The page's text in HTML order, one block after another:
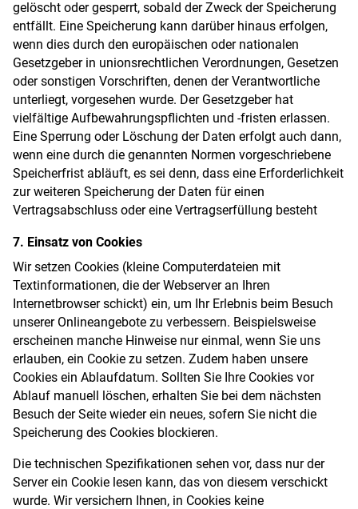
gelöscht oder gesperrt, sobald der Zweck der Speicherung
entfällt. Eine Speicherung kann darüber hinaus erfolgen,
wenn dies durch den europäischen oder nationalen
Gesetzgeber in unionsrechtlichen Verordnungen, Gesetzen
oder sonstigen Vorschriften, denen der Verantwortliche
unterliegt, vorgesehen wurde. Der Gesetzgeber hat
vielfältige Aufbewahrungspflichten und -fristen erlassen.
Eine Sperrung oder Löschung der Daten erfolgt auch dann,
wenn eine durch die genannten Normen vorgeschriebene
Speicherfrist abläuft, es sei denn, dass eine Erforderlichkeit
zur weiteren Speicherung der Daten für einen
Vertragsabschluss oder eine Vertragserfüllung besteht
7. Einsatz von Cookies
Wir setzen Cookies (kleine Computerdateien mit
Textinformationen, die der Webserver an Ihren
Internetbrowser schickt) ein, um Ihr Erlebnis beim Besuch
unserer Onlineangebote zu verbessern. Beispielsweise
erscheinen manche Hinweise nur einmal, wenn Sie uns
erlauben, ein Cookie zu setzen. Zudem haben unsere
Cookies ein Ablaufdatum. Sollten Sie Ihre Cookies vor
Ablauf manuell löschen, erhalten Sie bei dem nächsten
Besuch der Seite wieder ein neues, sofern Sie nicht die
Speicherung des Cookies blockieren.
Die technischen Spezifikationen sehen vor, dass nur der
Server ein Cookie lesen kann, das von diesem verschickt
wurde. Wir versichern Ihnen, in Cookies keine